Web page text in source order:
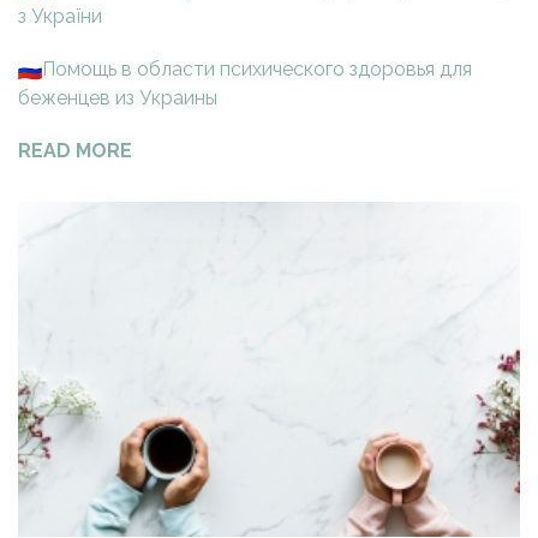
з України
Помощь в области психического здоровья для
беженцев из Украины
READ MORE